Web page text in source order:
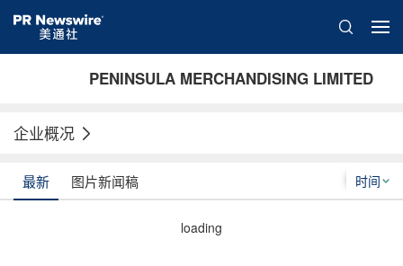
PENINSULA MERCHANDISING LIMITED
企业概况
时间
最新 图片新闻稿
loading